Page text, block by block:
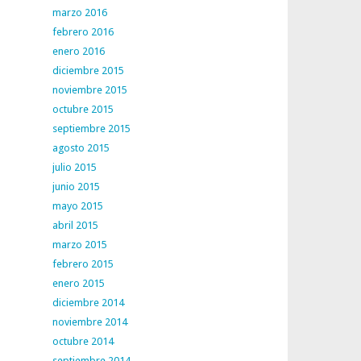
marzo 2016
febrero 2016
enero 2016
diciembre 2015
noviembre 2015
octubre 2015
septiembre 2015
agosto 2015
julio 2015
junio 2015
mayo 2015
abril 2015
marzo 2015
febrero 2015
enero 2015
diciembre 2014
noviembre 2014
octubre 2014